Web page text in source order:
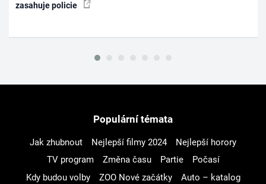
zasahuje policie
Populární témata
Jak zhubnout Nejlepší filmy 2024
Nejlepší horory
TV program
Změna času Partie
Počasí
Kdy budou volby
ZOO Nové začátky
Auto – katalog